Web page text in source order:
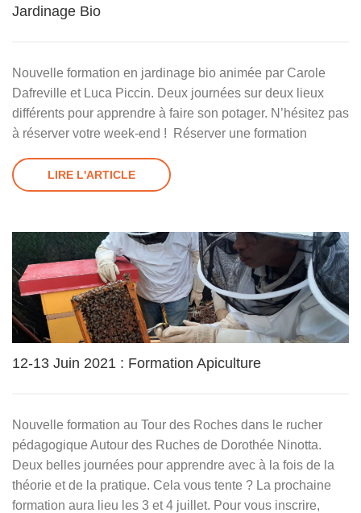
Jardinage Bio
Nouvelle formation en jardinage bio animée par Carole
Dafreville et Luca Piccin. Deux journées sur deux lieux
différents pour apprendre à faire son potager. N’hésitez pas
à réserver votre week-end ! Réserver une formation
LIRE L'ARTICLE
12-13 Juin 2021 : Formation Apiculture
Nouvelle formation au Tour des Roches dans le rucher
pédagogique Autour des Ruches de Dorothée Ninotta.
Deux belles journées pour apprendre avec à la fois de la
théorie et de la pratique. Cela vous tente ? La prochaine
formation aura lieu les 3 et 4 juillet. Pour vous inscrire,